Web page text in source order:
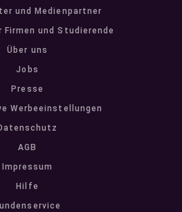
und Medienpartner
und Studierende
Über uns
Jobs
Presse
Werbeeinstellungen
AGB
Impressum
Hilfe